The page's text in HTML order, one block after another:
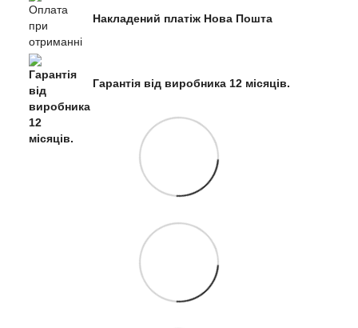
Накладений платіж Нова Пошта
Гарантія від виробника 12 місяців.